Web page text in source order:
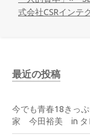
式会社CSRインテ
最近の投稿
今でも青春18きっ
家 今田裕美 in タ